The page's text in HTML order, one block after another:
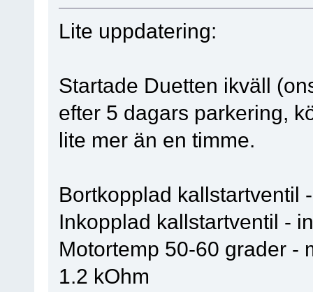
Lite uppdatering:
Startade Duetten ikväll
efter 5 dagars parkering,
lite mer än en timme.
Bortkopplad kallstartventil
Inkopplad kallstartventil -
Motortemp 50-60 grader -
1.2 kOhm